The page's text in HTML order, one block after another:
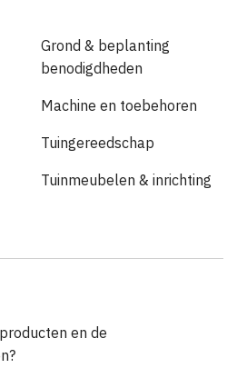
Grond & beplanting
benodigdheden
Machine en toebehoren
Tuingereedschap
Tuinmeubelen & inrichting
en de